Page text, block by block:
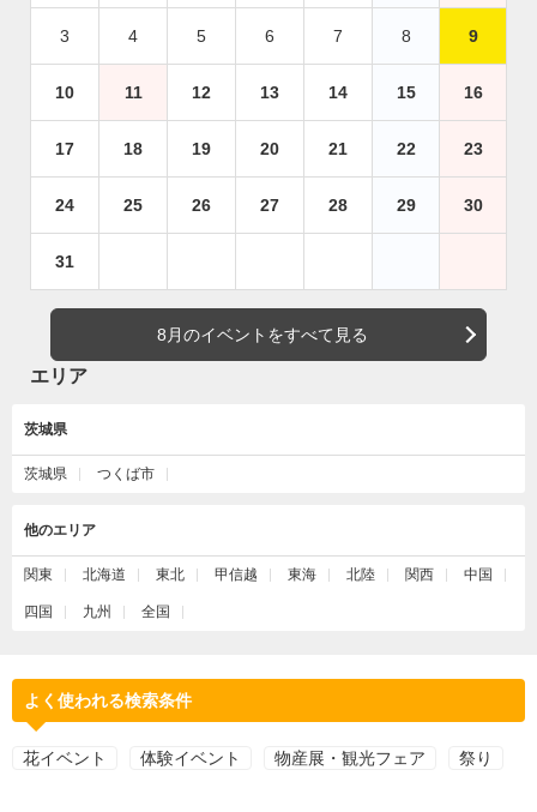
3 4 5 6 7 8 9
10 11 12 13 14 15 16
17 18 19 20 21 22 23
24 25 26 27 28 29 30
31
8月のイベントをすべて見る
エリア
茨城県
茨城県 つくば市
他のエリア
関東 北海道 東北 甲信越 東海 北陸 関西 中国
四国 九州 全国
よく使われる検索条件
花イベント 体験イベント 物産展・観光フェア 祭り